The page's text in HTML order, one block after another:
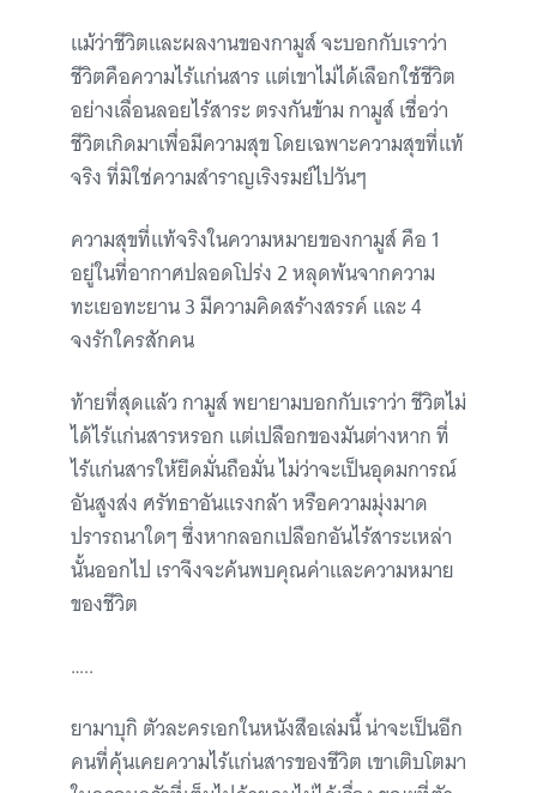
แม้ว่าชีวิตและผลงานของกามูส์ จะบอกกับเราว่า
ชีวิตคือความไร้แก่นสาร แต่เขาไม่ได้เลือกใช้ชีวิต
อย่างเลื่อนลอยไร้สาระ ตรงกันข้าม กามูส์ เชื่อว่า
ชีวิตเกิดมาเพื่อมีความสุข โดยเฉพาะความสุขที่แท้
จริง ที่มิใช่ความสำราญเริงรมย์ไปวันๆ
ความสุขที่แท้จริงในความหมายของกามูส์ คือ 1
อยู่ในที่อากาศปลอดโปร่ง 2 หลุดพ้นจากความ
ทะเยอทะยาน 3 มีความคิดสร้างสรรค์ และ 4
จงรักใครสักคน
ท้ายที่สุดแล้ว กามูส์ พยายามบอกกับเราว่า ชีวิตไม่
ได้ไร้แก่นสารหรอก แต่เปลือกของมันต่างหาก ที่
ไร้แก่นสารให้ยึดมั่นถือมั่น ไม่ว่าจะเป็นอุดมการณ์
อันสูงส่ง ศรัทธาอันแรงกล้า หรือความมุ่งมาด
ปรารถนาใดๆ ซึ่งหากลอกเปลือกอันไร้สาระเหล่า
นั้นออกไป เราจึงจะค้นพบคุณค่าและความหมาย
ของชีวิต
…..
ยามาบุกิ ตัวละครเอกในหนังสือเล่มนี้ น่าจะเป็นอีก
คนที่คุ้นเคยความไร้แก่นสารของชีวิต เขาเติบโตมา